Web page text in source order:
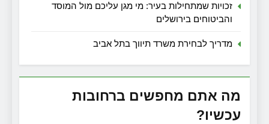
זכויות שמתחילות בעיר: מי מגן עליכם מול המוסד
והביטוחים בירושלים
מדריך לבחירת משרד תיווך בתל אביב
מה אתם מחפשים ברחובות
עכשיו?